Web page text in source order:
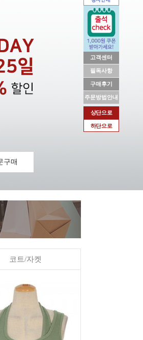
고객센터
필독사항
구매후기
주문방법안내
상단으로
하단으로
구매
코트/자켓